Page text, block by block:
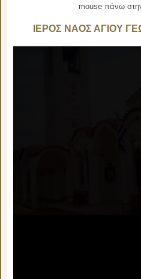
mouse πάνω
ΙΕΡΟΣ ΝΑΟΣ ΑΓΙΟΥ